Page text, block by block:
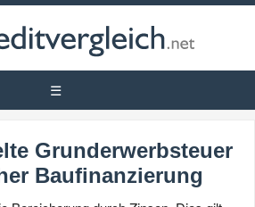
Grunderwerbsteuer
Baufinanzierung